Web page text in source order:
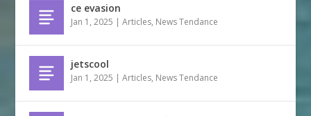
ce evasion
Jan 1, 2025 |Articles, News Tendance
jetscool
Jan 1, 2025 |Articles, News Tendance